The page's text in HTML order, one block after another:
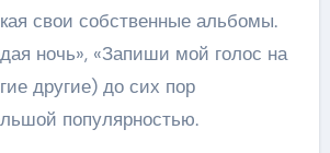
свои собственные альбомы.
ночь», «Запиши мой голос на
другие) до сих пор
популярностью.